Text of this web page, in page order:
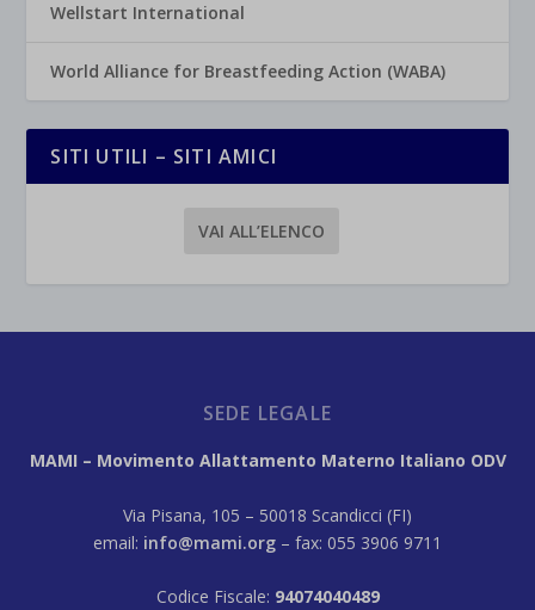
Wellstart International
World Alliance for Breastfeeding Action (WABA)
SITI UTILI – SITI AMICI
VAI ALL’ELENCO
SEDE LEGALE
MAMI – Movimento Allattamento Materno Italiano ODV
Via Pisana, 105 – 50018 Scandicci (FI)
email: info@mami.org – fax: 055 3906 9711
Codice Fiscale: 94074040489